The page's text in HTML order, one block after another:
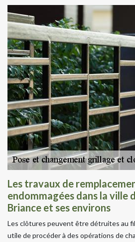
Les travaux de
endommagées dans la ville
Briance et ses environs
Les clôtures peuvent être détruites au
utile de procéder à des opérations de